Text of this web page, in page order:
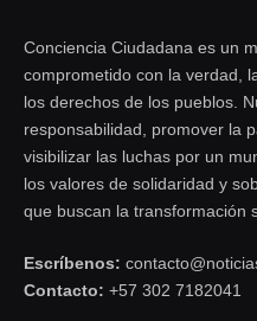
Conciencia Ciudadana es un
comprometido con la verdad,
los derechos de los pueblos.
responsabilidad, promover la
visibilizar las luchas por un
los valores de solidaridad y
que buscan la transformación
Escríbenos:
Contacto: +57 302 7182041